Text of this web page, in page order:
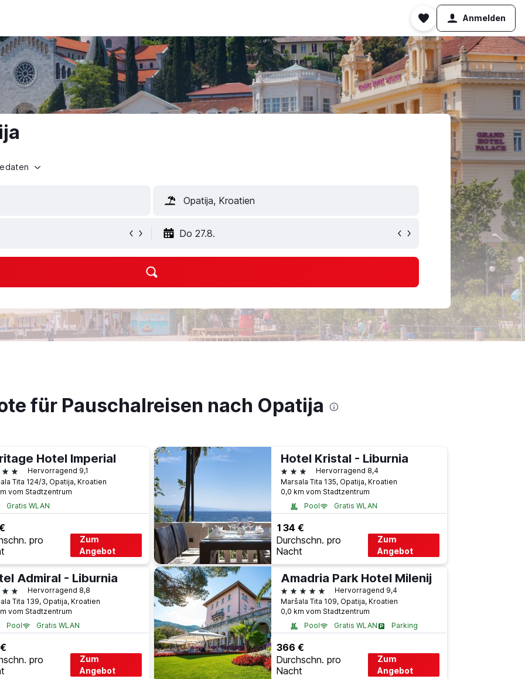
Anmelden
Opatija, Kroatien
Do 27.8.
für Pauschalreisen nach Opatija
Hotel Imperial
Hervorragend 9,1
Tita 124/3, Opatija, Kroatien
vom Stadtzentrum
Gratis WLAN
pro
Zum
Angebot
Hotel Kristal - Liburnia
3 SterneHervorragend 8,4
Marsala Tita 135, Opatija, Kroatien
0,0 km vom Stadtzentrum
Pool
Gratis WLAN
134 €
Durchschn. pro
Nacht
Zum
Angebot
Admiral - Liburnia
Hervorragend 8,8
Tita 139, Opatija, Kroatien
vom Stadtzentrum
Pool
Gratis WLAN
pro
Zum
Angebot
Amadria Park Hotel Milenij
5 Sterne
Hervorragend 9,4
Maršala Tita 109, Opatija, Kroatien
0,0 km vom Stadtzentrum
Pool
Gratis WLAN Parking
366 €
Durchschn. pro
Nacht
Zum
Angebot